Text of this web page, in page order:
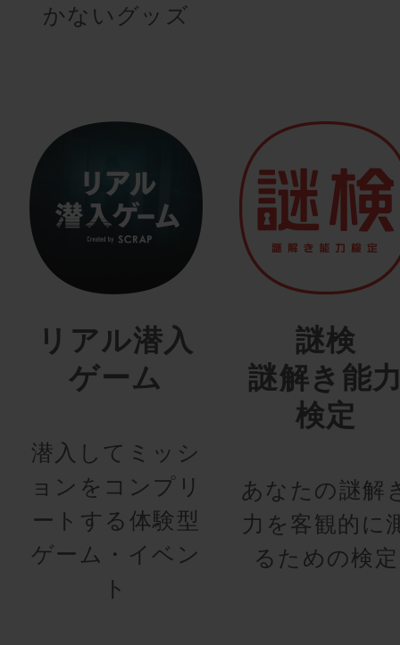
かないグッズ
リアル潜入
ゲーム
潜入してミッシ
ョンをコンプリ
ートする体験型
ゲーム・イベン
ト
謎検
謎解き能
検定
あなたの謎解
力を客観的に
るための検定